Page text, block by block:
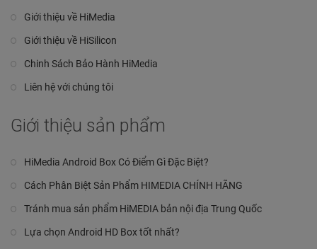
Giới thiệu về HiMedia
Giới thiệu về HiSilicon
Chinh Sách Bảo Hành HiMedia
Liên hệ với chúng tôi
Giới thiệu sản phẩm
HiMedia Android Box Có Điểm Gì Đặc Biệt?
Cách Phân Biệt Sản Phẩm HIMEDIA CHÍNH HÃNG
Tránh mua sản phẩm HiMEDIA bản nội địa Trung Quốc
Lựa chọn Android HD Box tốt nhất?